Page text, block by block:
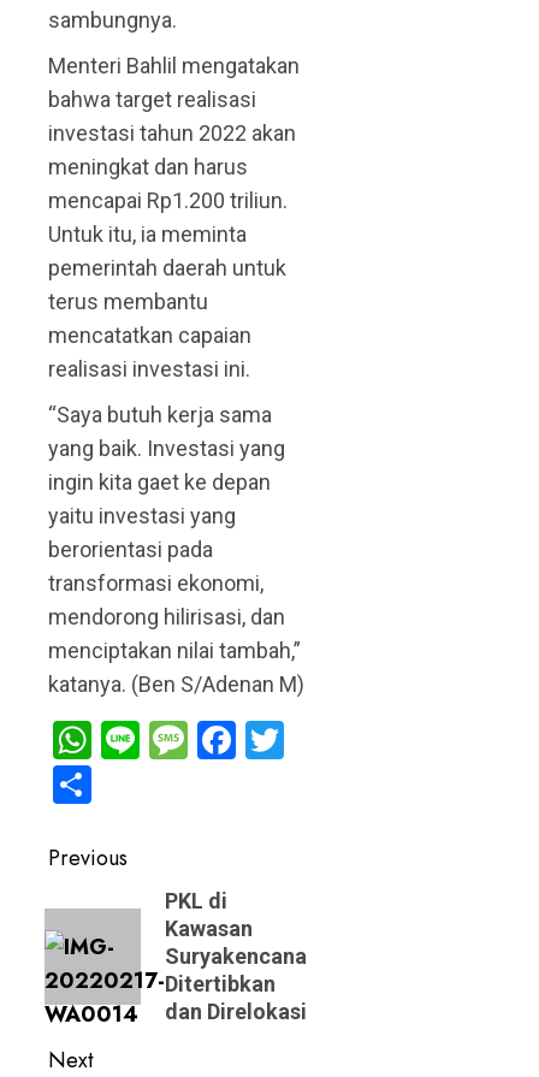
sambungnya.
Menteri Bahlil mengatakan
bahwa target realisasi
investasi tahun 2022 akan
meningkat dan harus
mencapai Rp1.200 triliun.
Untuk itu, ia meminta
pemerintah daerah untuk
terus membantu
mencatatkan capaian
realisasi investasi ini.
“Saya butuh kerja sama
yang baik. Investasi yang
ingin kita gaet ke depan
yaitu investasi yang
berorientasi pada
transformasi ekonomi,
mendorong hilirisasi, dan
menciptakan nilai tambah,”
katanya. (Ben S/Adenan M)
WhatsApp
LineMessage
Facebook
Post
navigation
Previous
Previous
post:
PKL di
Kawasan
Suryakencana
Ditertibkan
dan Direlokasi
Next